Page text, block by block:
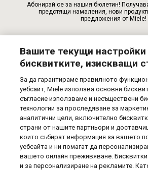
Абонирай се за нашия бюлетин!
предстящи намаления, нови
предложения от Miele!
Полезна информация
Вашите текущи настройки
бисквитките, изискващи
За да гарантираме правилното
уебсайт, Miele използва основни
съгласие използваме и несъществени
технологии за проследяване за
аналитични цели, включително
страни от нашите партньори и
които събират информация за вашето
уебсайта и ни помагат да
вашето онлайн преживяване.
и за персонализиране на рекламите.